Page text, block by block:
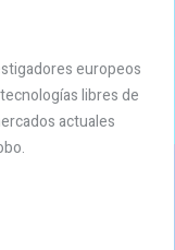
europeos
libres de
actuales